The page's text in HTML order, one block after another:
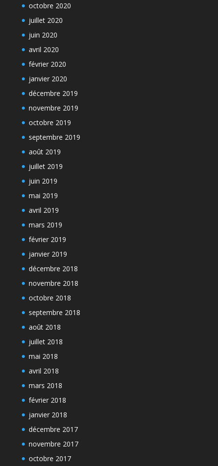
octobre 2020
juillet 2020
juin 2020
avril 2020
février 2020
janvier 2020
décembre 2019
novembre 2019
octobre 2019
septembre 2019
août 2019
juillet 2019
juin 2019
mai 2019
avril 2019
mars 2019
février 2019
janvier 2019
décembre 2018
novembre 2018
octobre 2018
septembre 2018
août 2018
juillet 2018
mai 2018
avril 2018
mars 2018
février 2018
janvier 2018
décembre 2017
novembre 2017
octobre 2017